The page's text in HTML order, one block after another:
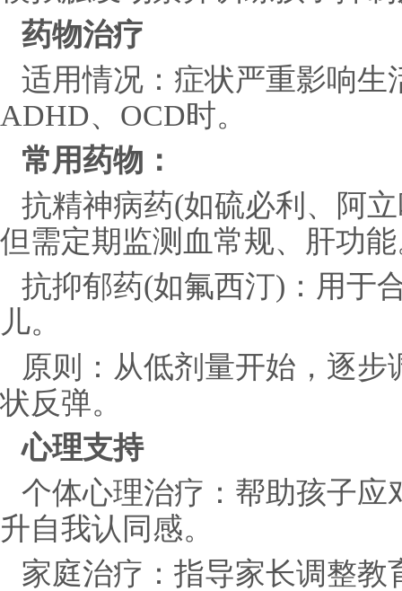
药物治疗
适用情况：症状严重影响生
ADHD、OCD时。
常用药物：
抗精神病药(如硫必利、阿
但需定期监测血常规、肝功
抗抑郁药(如氟西汀)：用于
儿。
原则：从低剂量开始，逐
状反弹。
心理支持
个体心理治疗：帮助孩子
升自我认同感。
家庭治疗：指导家长调整